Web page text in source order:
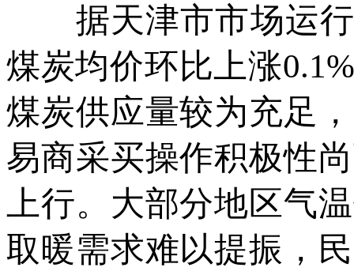
据天津市市场运行
煤炭均价环比上涨
煤炭供应量较为充足
易商采买操作积极性
上行。大部分地区气
取暖需求难以提振，